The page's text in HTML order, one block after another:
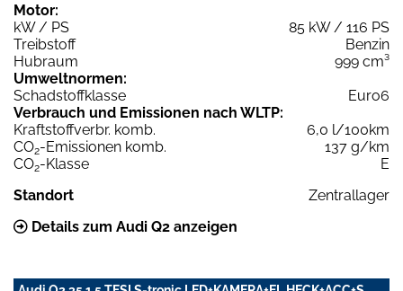
Motor:
kW / PS
85 kW / 116 PS
Treibstoff
Benzin
Hubraum
999 cm³
Umweltnormen:
Schadstoffklasse
Euro6
Verbrauch und Emissionen nach WLTP:
Kraftstoffverbr. komb.
6,0 l/100km
CO2-Emissionen komb.
137 g/km
CO2-Klasse
E
Standort
Zentrallager
Details zum Audi Q2 anzeigen